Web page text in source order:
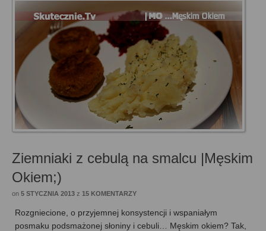
Ziemniaki z cebulą na smalcu |Męskim
Okiem;)
on 5 STYCZNIA 2013 z 15 KOMENTARZY
Rozgniecione, o przyjemnej konsystencji i wspaniałym
posmaku podsmażonej słoniny i cebuli… Męskim okiem? Tak,